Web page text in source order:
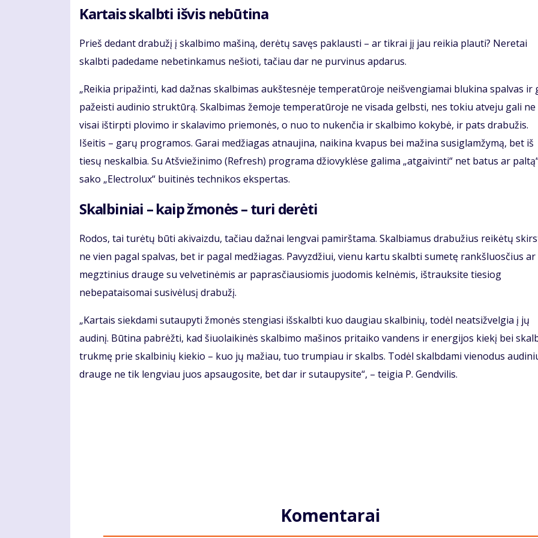
Kartais skalbti išvis nebūtina
Prieš dedant drabužį į skalbimo mašiną, derėtų savęs paklausti – ar tikrai jį jau reikia plauti? Neretai
skalbti padedame nebetinkamus nešioti, tačiau dar ne purvinus apdarus.
„Reikia pripažinti, kad dažnas skalbimas aukštesnėje temperatūroje neišvengiamai blukina spalvas ir
pažeisti audinio struktūrą. Skalbimas žemoje temperatūroje ne visada gelbsti, nes tokiu atveju gali ne
visai ištirpti plovimo ir skalavimo priemonės, o nuo to nukenčia ir skalbimo kokybė, ir pats drabužis.
Išeitis – garų programos. Garai medžiagas atnaujina, naikina kvapus bei mažina susiglamžymą, bet iš
tiesų neskalbia. Su Atšviežinimo (Refresh) programa džiovyklėse galima „atgaivinti“ net batus ar
sako „Electrolux“ buitinės technikos ekspertas.
Skalbiniai – kaip žmonės – turi derėti
Rodos, tai turėtų būti akivaizdu, tačiau dažnai lengvai pamirštama. Skalbiamus drabužius reikėtų
ne vien pagal spalvas, bet ir pagal medžiagas. Pavyzdžiui, vienu kartu skalbti sumetę rankšluosčius ar
megztinius drauge su velvetinėmis ar paprasčiausiomis juodomis kelnėmis, ištrauksite tiesiog
nebepataisomai susivėlusį drabužį.
„Kartais siekdami sutaupyti žmonės stengiasi išskalbti kuo daugiau skalbinių, todėl neatsižvelgia į jų
audinį. Būtina pabrėžti, kad šiuolaikinės skalbimo mašinos pritaiko vandens ir energijos kiekį bei
trukmę prie skalbinių kiekio – kuo jų mažiau, tuo trumpiau ir skalbs. Todėl skalbdami vienodus
drauge ne tik lengviau juos apsaugosite, bet dar ir sutaupysite“, – teigia P. Gendvilis.
Komentarai